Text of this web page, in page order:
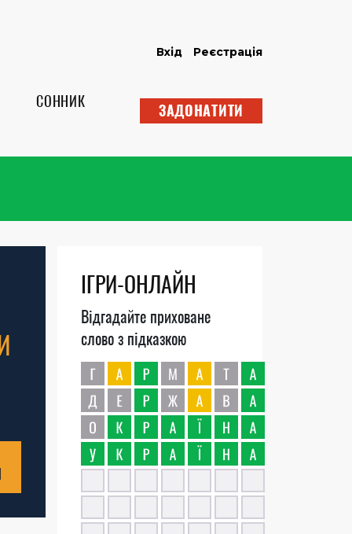
Вхід Реєстрація
СОННИК ЗАДОНАТИТИ
ІГРИ-ОНЛАЙН
Відгадайте приховане
слово з підказкою